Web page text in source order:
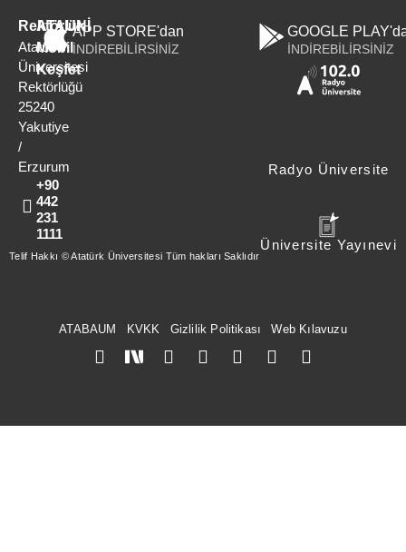
Rektörlük
Atatürk
Üniversitesi
Rektörlüğü
25240
Yakutiye
/
Erzurum
+90
442
231
1111
ATAUNİ
Mobil
Keşfet
APP STORE'dan
İNDİREBİLİRSİNİZ
GOOGLE
İNDİREBİLİRSİNİZ
Radyo Üniversite
Üniversite Yayınevi
Telif Hakkı © Atatürk Üniversitesi Tüm hakları Saklıdır
ATABAUM KVKK Gizlilik Politikası Web Kılavuzu